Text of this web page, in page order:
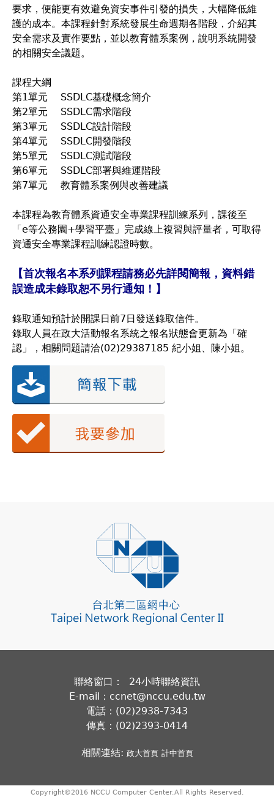
要求，便能更有效避免資安事件引發的損失，大幅降低維
護的成本。本課程針對系統發展生命週期各階段，介紹其
安全需求及實作要點，並以教育體系案例，說明系統開發
的相關安全議題。
課程大綱
第1單元 SSDLC基礎概念簡介
第2單元 SSDLC需求階段
第3單元 SSDLC設計階段
第4單元 SSDLC開發階段
第5單元 SSDLC測試階段
第6單元 SSDLC部署與維運階段
第7單元 教育體系案例與改善建議
本課程為教育體系資通安全專業課程訓練系列，課後至
「e等公務園+學習平臺」完成線上複習與評量者，可取得
資通安全專業課程訓練認證時數。
【首次報名本系列課程請務必先詳閱簡報，資料錯
誤造成未錄取恕不另行通知！】
錄取通知預計於開課日前7日發送錄取信件。
錄取人員在政大活動報名系統之報名狀態會更新為「確
認」，相關問題請洽(02)29387185 紀小姐、陳小姐。
聯絡窗口： 24小時聯絡資訊
E-mail：ccnet@nccu.edu.tw
電話：(02)2938-7343
傳真：(02)2393-0414
相關連結: 政大首頁 計中首頁
Copyright©2016 NCCU Computer Center.All Rights Reserved.